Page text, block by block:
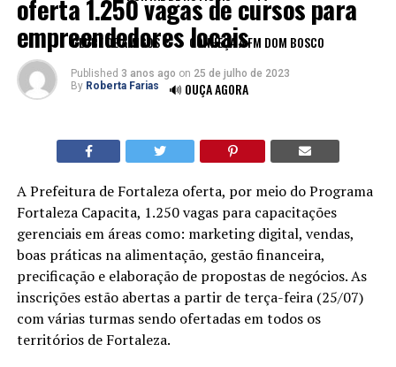
CLUBE DE AMIGOS CONHEÇA A FM DOM BOSCO
🔊 OUÇA AGORA
oferta 1.250 vagas de cursos para
empreendedores locais
Published 3 anos ago on 25 de julho de 2023
By Roberta Farias
A Prefeitura de Fortaleza oferta, por meio do Programa
Fortaleza Capacita, 1.250 vagas para capacitações
gerenciais em áreas como: marketing digital, vendas,
boas práticas na alimentação, gestão financeira,
precificação e elaboração de propostas de negócios. As
inscrições estão abertas a partir de terça-feira (25/07)
com várias turmas sendo ofertadas em todos os
territórios de Fortaleza.